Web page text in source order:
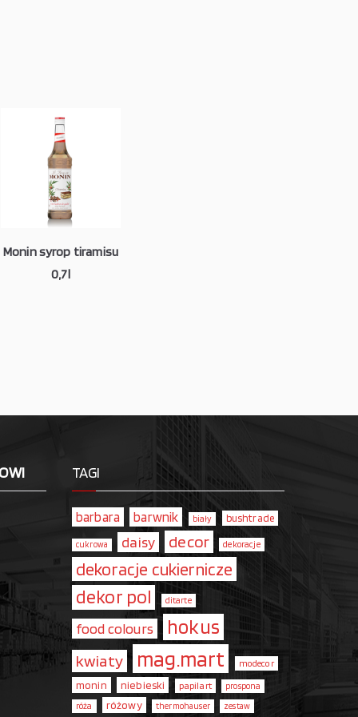
Monin syrop tiramisu
0,7l
TAGI
barbara barwnik biały bushtrade
cukrowa daisy decor dekoracje
dekoracje cukiernicze
dekor pol ditarte
food colours hokus
kwiaty mag.mart modecor
monin niebieski papilart
prospona
róża
różowy thermohauser zestaw